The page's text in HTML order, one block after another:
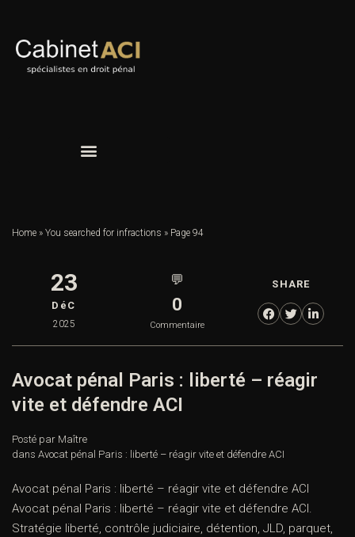
Home » You searched for infractions » Page 94
23
DéC
2025
💬
0
Commentaire
SHARE
Avocat pénal Paris : liberté – réagir
vite et défendre ACI
Posté par Maître
dans Avocat pénal Paris : liberté – réagir vite et défendre ACI
Avocat pénal Paris : liberté – réagir vite et défendre ACI
Avocat pénal Paris : liberté – réagir vite et défendre ACI.
Stratégie liberté, contrôle judiciaire, détention, JLD, parquet,